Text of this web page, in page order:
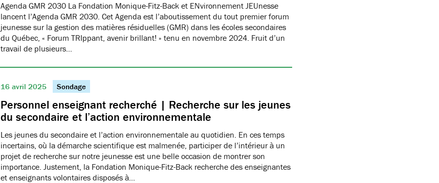
Agenda GMR 2030 La Fondation Monique-Fitz-Back et ENvironnement JEUnesse
lancent l’Agenda GMR 2030. Cet Agenda est l’aboutissement du tout premier forum
jeunesse sur la gestion des matières résiduelles (GMR) dans les écoles secondaires
du Québec, « Forum TRIppant, avenir brillant! » tenu en novembre 2024. Fruit d’un
travail de plusieurs…
16 avril 2025 Sondage
Personnel enseignant recherché | Recherche sur les jeunes
du secondaire et l’action environnementale
Les jeunes du secondaire et l’action environnementale au quotidien. En ces temps
incertains, où la démarche scientifique est malmenée, participer de l’intérieur à un
projet de recherche sur notre jeunesse est une belle occasion de montrer son
importance. Justement, la Fondation Monique-Fitz-Back recherche des enseignantes
et enseignants volontaires disposés à…